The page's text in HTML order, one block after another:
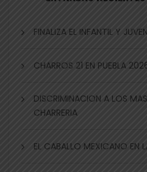
FINALIZA EL INFANTIL Y
CHARROS 21 EN PUEBLA
DISCRIMINACION A LOS
CHARRERIA
EL CABALLO MEXICANO EN